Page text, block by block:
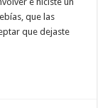
que las
que dejaste